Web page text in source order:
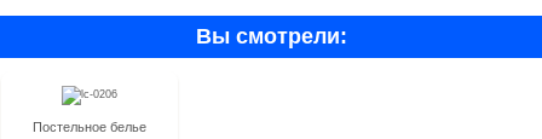
Вы смотрели:
Постельное белье